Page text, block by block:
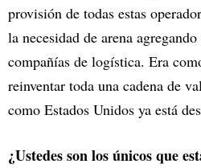
provisión de todas estas
la necesidad de arena
compañías de logística. Era
reinventar toda una cadena de
como Estados Unidos ya está
¿Ustedes son los únicos que